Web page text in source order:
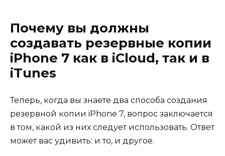
Почему вы должны
создавать резервные копии
iPhone 7 как в iCloud, так и в
iTunes
Теперь, когда вы знаете два способа создания
резервной копии iPhone 7, вопрос заключается
в том, какой из них следует использовать. Ответ
может вас удивить: и то, и другое.